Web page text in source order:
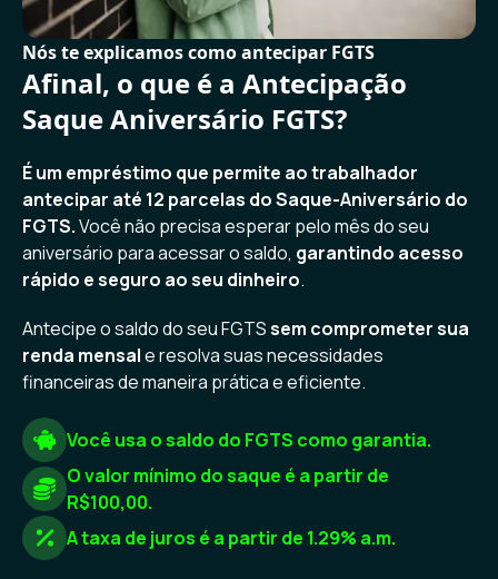
Nós te explicamos como antecipar FGTS
Afinal, o que é a Antecipação
Saque Aniversário FGTS?
É um empréstimo que permite ao trabalhador
antecipar até 12 parcelas do Saque-Aniversário do
FGTS.Você não precisa esperar pelo mês do seu
aniversário para acessar o saldo, garantindo acesso
rápido e seguro ao seu dinheiro.
Antecipe o saldo do seu FGTSsem comprometer sua
renda mensale resolva suas necessidades
financeiras de maneira prática e eficiente.
Você usa o saldo do FGTS como garantia.
O valor mínimo do saque é a partir de
R$100,00.
A taxa de juros é a partir de 1.29% a.m.